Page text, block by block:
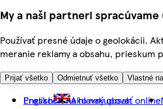
My a naši partneri
Používať presné údaje o geolokácii.
meranie reklamy a obsahu, prieskum
Prijať všetko Odmietnuť všetko Vlastné
Preskočiť na hlavný obsah
English Ako nakupovať online